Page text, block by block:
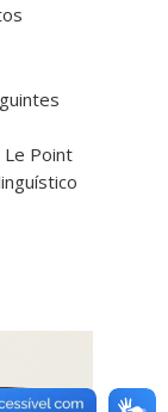
Point